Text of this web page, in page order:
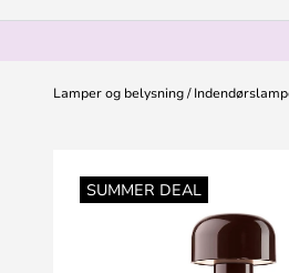
Lamper og belysning
SUMMER DEAL